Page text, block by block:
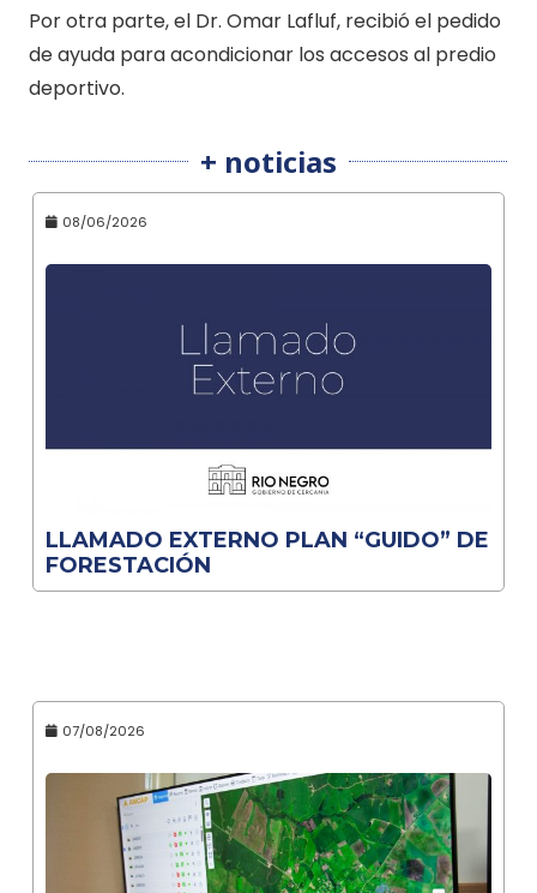
Por otra parte, el Dr. Omar Lafluf, recibió el pedido
de ayuda para acondicionar los accesos al predio
deportivo.
+ noticias
08/06/2026
LLAMADO EXTERNO PLAN “GUIDO” DE
FORESTACIÓN
07/08/2026